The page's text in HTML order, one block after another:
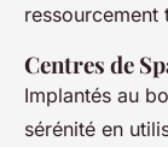
ressourcement
Centres de
Implantés au
sérénité en